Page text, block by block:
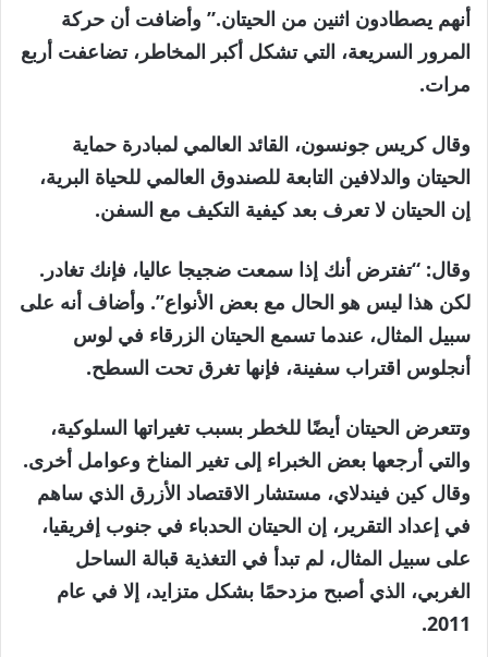
أنهم يصطادون اثنين من الحيتان.” وأضافت أن حركة
المرور السريعة، التي تشكل أكبر المخاطر، تضاعفت أربع
مرات.
وقال كريس جونسون، القائد العالمي لمبادرة حماية
الحيتان والدلافين التابعة للصندوق العالمي للحياة البرية،
إن الحيتان لا تعرف بعد كيفية التكيف مع السفن.
وقال: “تفترض أنك إذا سمعت ضجيجا عاليا، فإنك تغادر.
لكن هذا ليس هو الحال مع بعض الأنواع”. وأضاف أنه على
سبيل المثال، عندما تسمع الحيتان الزرقاء في لوس
أنجلوس اقتراب سفينة، فإنها تغرق تحت السطح.
وتتعرض الحيتان أيضًا للخطر بسبب تغيراتها السلوكية،
والتي أرجعها بعض الخبراء إلى تغير المناخ وعوامل أخرى.
وقال كين فيندلاي، مستشار الاقتصاد الأزرق الذي ساهم
في إعداد التقرير، إن الحيتان الحدباء في جنوب إفريقيا،
على سبيل المثال، لم تبدأ في التغذية قبالة الساحل
الغربي، الذي أصبح مزدحمًا بشكل متزايد، إلا في عام
2011.